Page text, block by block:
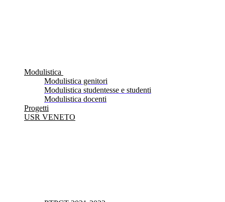
Modulistica
Modulistica genitori
Modulistica studentesse e studenti
Modulistica docenti
Progetti
USR VENETO